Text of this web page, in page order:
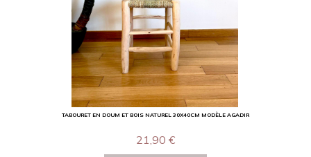
TABOURET EN DOUM ET BOIS NATUREL 30X40CM MODÈLE AGADIR
21,90 €